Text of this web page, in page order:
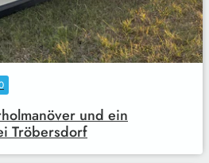
und ein
Tröbersdorf